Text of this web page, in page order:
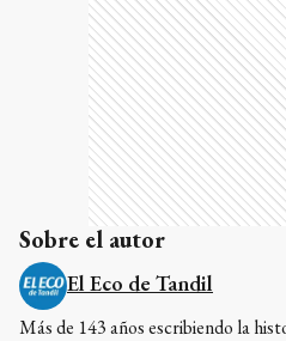
Sobre el autor
El Eco de Tandil
Más de 143 años escribiendo la